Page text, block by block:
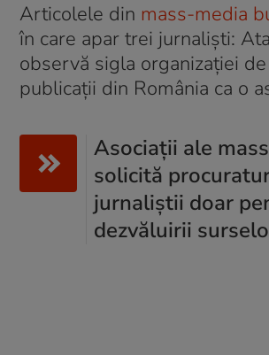
Articolele din mass-media
în care apar trei jurnaliști:
observă sigla organizației
publicații din România ca o
Asociații ale
solicită
jurnaliștii doar
dezvăluirii